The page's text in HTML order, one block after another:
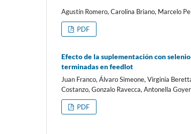
Agustín Romero, Carolina Briano, Marcelo
PDF
Efecto de la suplementación con
terminadas en feedlot
Juan Franco, Álvaro Simeone, Virginia
Costanzo, Gonzalo Ravecca, Antonella
PDF